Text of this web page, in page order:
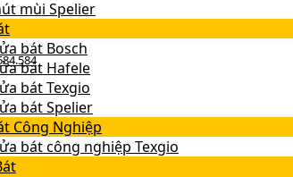
mùi Spelier
bát Bosch
bát Hafele
bát Texgio
bát Spelier
Công Nghiệp
bát công nghiệp Texgio